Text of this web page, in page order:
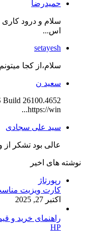
حمیدرضا
سلام و درود کاری
اس...
setayesh
سلام،از کجا
سعید ن
Build 26100.4652
https://win...
سید علی سجادی
عالی بود تشکر از
نوشته های اخیر
رپورتاژ
کارت ویزیت
اکتبر 27, 2025
راهنمای خرید و
HP